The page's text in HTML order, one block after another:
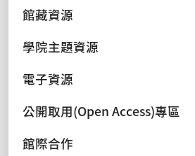
館藏資源
學院主題資源
電子資源
公開取用(Open Access)專區
館際合作